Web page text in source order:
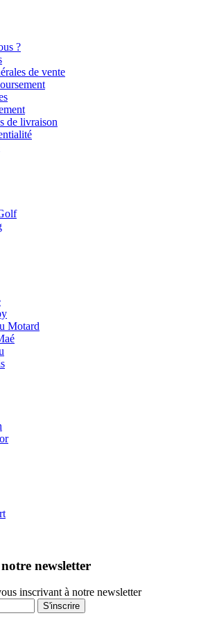
?
de vente
de livraison
Motard
newsletter
inscrivant à notre newsletter
S'inscrire